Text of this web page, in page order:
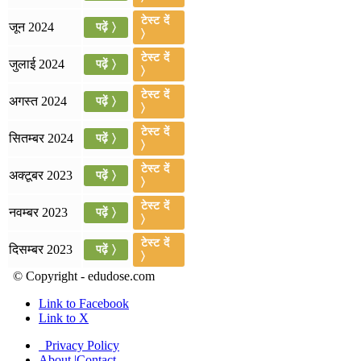
📝 डेली करेंट अफेयर्स: 19-21 जुलाई 2026
July 19, 2026
📝 डेली करेंट अफेयर्स: 16-18 जुलाई 2026
जून 2024 पढ़ें 〉
टेस्ट दें
〉
जुलाई 2024 पढ़ें 〉
टेस्ट दें
〉
अगस्त 2024 पढ़ें 〉
टेस्ट दें
〉
सितम्बर 2024 पढ़ें 〉
टेस्ट दें
〉
अक्टूबर 2023 पढ़ें 〉
टेस्ट दें
〉
नवम्बर 2023 पढ़ें 〉
टेस्ट दें
〉
दिसम्बर 2023 पढ़ें 〉
टेस्ट दें
〉
© Copyright - edudose.com
Link to Facebook
Link to X
Privacy Policy